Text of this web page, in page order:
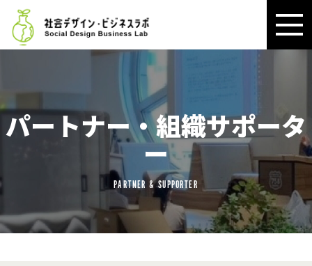
パートナー・組織サポータ
ー
PARTNER & SUPPORTER